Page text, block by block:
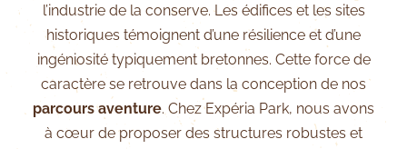
l’industrie de la conserve. Les édifices et les sites
historiques témoignent d’une résilience et d’une
ingéniosité typiquement bretonnes. Cette force de
caractère se retrouve dans la conception de nos
parcours aventure. Chez Expéria Park, nous avons
à cœur de proposer des structures robustes et